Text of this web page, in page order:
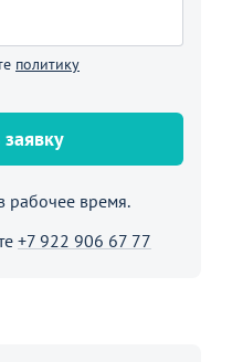
политику
время.
+7 922 906 67 77